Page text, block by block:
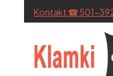
Kontakt ☎ 501-